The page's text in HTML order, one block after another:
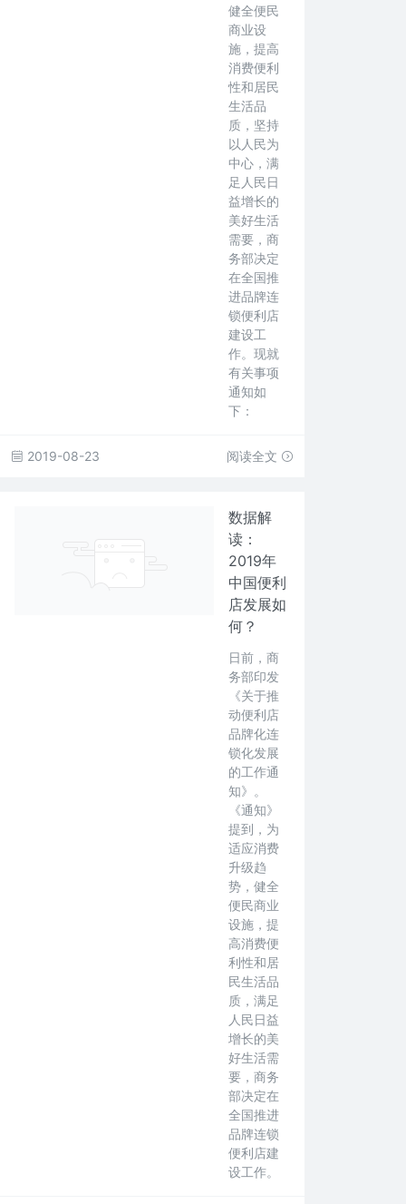
健全便民
商业设
施，提高
消费便利
性和居民
生活品
质，坚持
以人民为
中心，满
足人民日
益增长的
美好生活
需要，商
务部决定
在全国推
进品牌连
锁便利店
建设工
作。现就
有关事项
通知如
下：
2019-08-23 阅读全文
数据解
读：
2019年
中国便利
店发展如
何？
日前，商
务部印发
《关于推
动便利店
品牌化连
锁化发展
的工作通
知》。
《通知》
提到，为
适应消费
升级趋
势，健全
便民商业
设施，提
高消费便
利性和居
民生活品
质，满足
人民日益
增长的美
好生活需
要，商务
部决定在
全国推进
品牌连锁
便利店建
设工作。